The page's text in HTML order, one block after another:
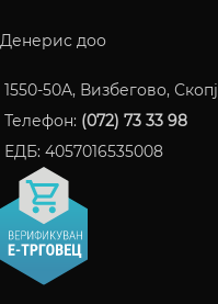
Денерис доо
1550-50A, Визбегово,
Телефон: (072) 73 33 98
ЕДБ: 4057016535008